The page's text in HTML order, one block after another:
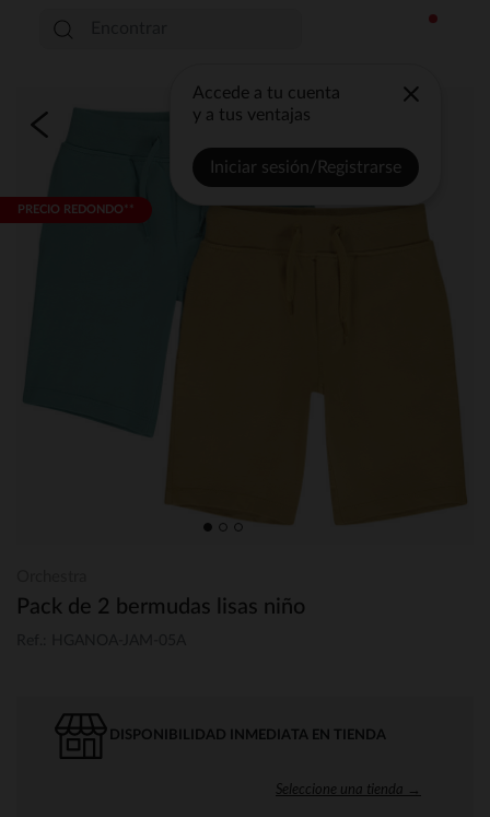
Accede a tu cuenta
y a tus ventajas
Iniciar sesión/Registrarse
PRECIO REDONDO**
Pack de 2 bermudas lisas niño
DISPONIBILIDAD INMEDIATA EN TIENDA
Seleccione una tienda →